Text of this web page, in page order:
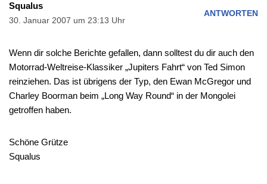
Squalus
30. Januar 2007 um 23:13 Uhr
ANTWORTEN
Wenn dir solche Berichte gefallen, dann solltest du dir auch den
Motorrad-Weltreise-Klassiker „Jupiters Fahrt“ von Ted Simon
reinziehen. Das ist übrigens der Typ, den Ewan McGregor und
Charley Boorman beim „Long Way Round“ in der Mongolei
getroffen haben.
Schöne Grütze
Squalus